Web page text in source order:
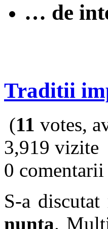
… de
Traditii
(11 votes,
3,919 vizite
0 comentarii
S-a
nunta.